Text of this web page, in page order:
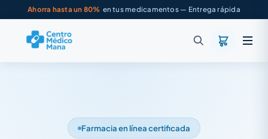
Ahorra hasta un 80% en tus medicamentos — Entrega rápida
Farmacia en línea certificada